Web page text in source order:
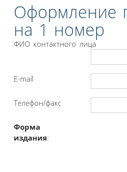
Оформление
на 1 номер
ФИО контактного лица
E-mail
Телефон/факс
Форма
издания: